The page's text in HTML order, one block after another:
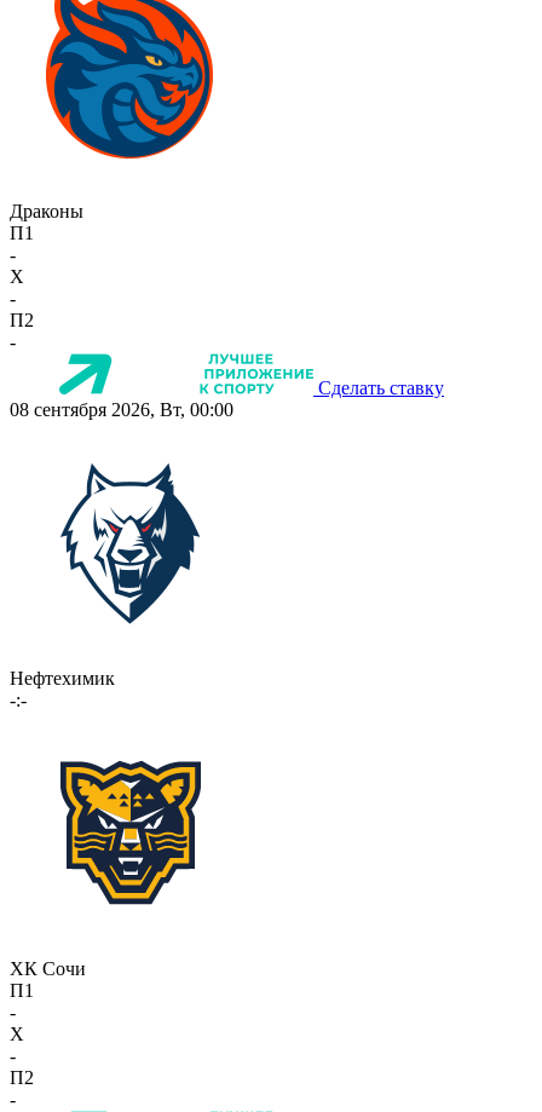
Драконы
П1
-
X
-
П2
-
Сделать ставку
08 сентября 2026, Вт, 00:00
Нефтехимик
-:-
ХК Сочи
П1
-
X
-
П2
-